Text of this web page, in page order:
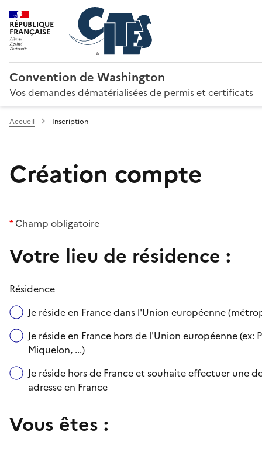
RÉPUBLIQUE
FRANÇAISE
Convention de Washington
Vos demandes dématérialisées de permis et certificats
Accueil Inscription
Création compte
*Champ obligatoire
Votre lieu de résidence :
Résidence
Je réside en France dans l'Union européenne
Je réside en France hors de l'Union européenne
Miquelon, ...)
Je réside hors de France et souhaite effectuer une
adresse en France
Vous êtes :